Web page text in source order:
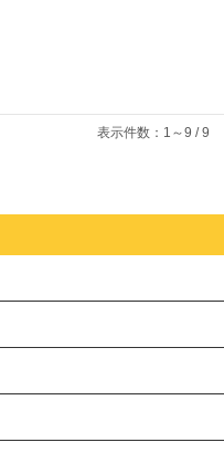
表示件数：1～9 / 9